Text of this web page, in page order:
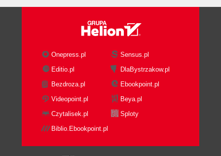
Onepress.pl
Sensus.pl
Editio.pl
DlaBystrzakow.pl
Bezdroza.pl
Ebookpoint.pl
Videopoint.pl
Beya.pl
Czytalisek.pl
Sploty
Biblio.Ebookpoint.pl